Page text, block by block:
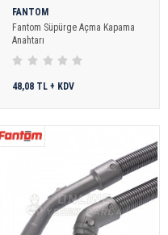
FANTOM
Fantom Süpürge Açma Kapama
Anahtarı
48,08 TL + KDV